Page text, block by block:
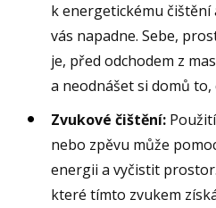
k energetickému čištění
vás napadne. Sebe,
je, před odchodem z
a neodnášet si domů to,
Zvukové čištění:
nebo zpěvu může
energii a vyčistit
které tímto zvukem